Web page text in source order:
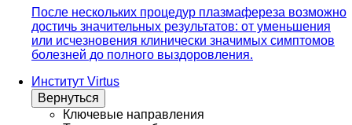
После нескольких процедур плазмафереза возможно
достичь значительных результатов: от уменьшения
или исчезновения клинически значимых симптомов
болезней до полного выздоровления.
Институт Virtus
Вернуться
Ключевые направления